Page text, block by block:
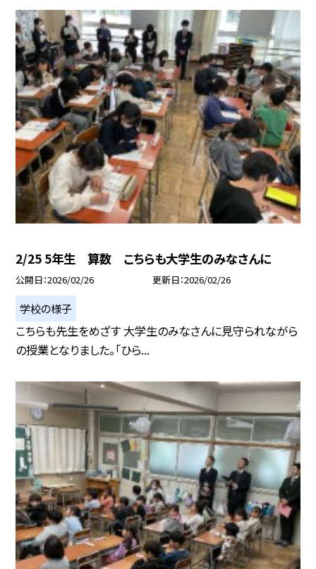
2/25 5年生 算数 こちらも大学生のみなさんに
公開日 2026/02/26 更新日 2026/02/26
学校の様子
こちらも先生をめざす 大学生のみなさんに見守られながら
の授業となりました。「ひら...